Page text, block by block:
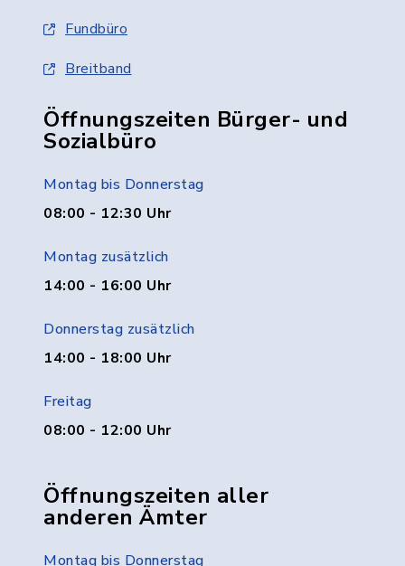
Fundbüro
Breitband
Öffnungszeiten Bürger- und
Sozialbüro
Montag bis Donnerstag
08:00 - 12:30 Uhr
Montag zusätzlich
14:00 - 16:00 Uhr
Donnerstag zusätzlich
14:00 - 18:00 Uhr
Freitag
08:00 - 12:00 Uhr
Öffnungszeiten aller
anderen Ämter
Montag bis Donnerstag